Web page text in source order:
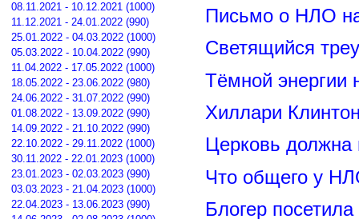
08.11.2021 - 10.12.2021 (1000)
11.12.2021 - 24.01.2022 (990)
25.01.2022 - 04.03.2022 (1000)
05.03.2022 - 10.04.2022 (990)
11.04.2022 - 17.05.2022 (1000)
18.05.2022 - 23.06.2022 (980)
24.06.2022 - 31.07.2022 (990)
01.08.2022 - 13.09.2022 (990)
14.09.2022 - 21.10.2022 (990)
22.10.2022 - 29.11.2022 (1000)
30.11.2022 - 22.01.2023 (1000)
23.01.2023 - 02.03.2023 (990)
03.03.2023 - 21.04.2023 (1000)
22.04.2023 - 13.06.2023 (990)
Письмо о НЛО
Светящийся
Тёмной энергии
Хиллари
Церковь должна
Что общего у
Блогер